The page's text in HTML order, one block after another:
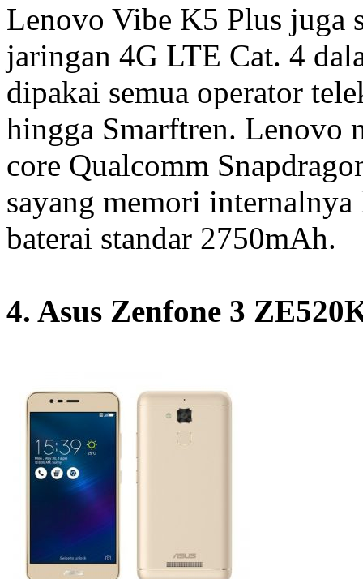
Lenovo Vibe K5 Plus juga
jaringan 4G LTE Cat. 4
dipakai semua operator
hingga Smarftren. Lenovo
core Qualcomm
sayang memori
baterai standar 2750mAh.
4. Asus Zenfone 3